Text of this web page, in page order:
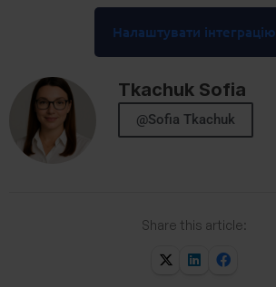
Налаштувати інтеграцію
Tkachuk Sofia
@Sofia Tkachuk
Share this article: